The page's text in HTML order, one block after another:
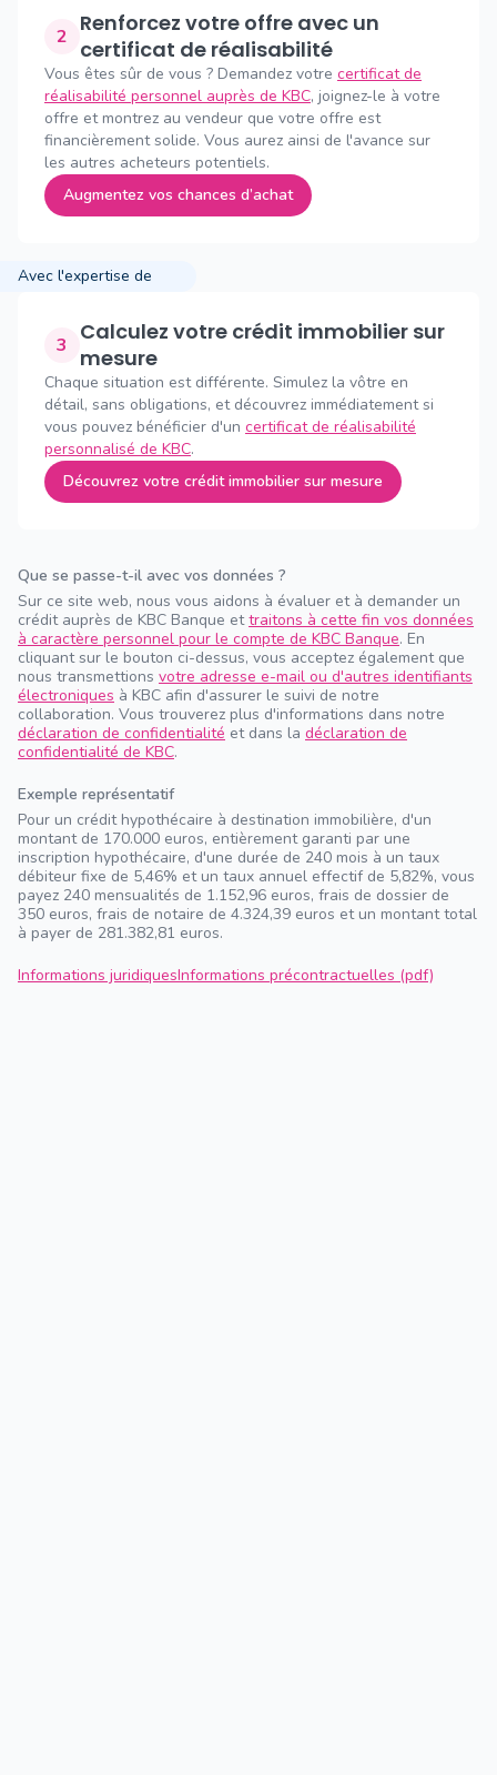
2 Renforcez votre offre avec un
certificat de réalisabilité
Vous êtes sûr de vous ? Demandez votre certificat de
réalisabilité personnel auprès de KBC, joignez-le à votre
offre et montrez au vendeur que votre offre est
financièrement solide. Vous aurez ainsi de l'avance sur
les autres acheteurs potentiels.
Augmentez vos chances d’achat
Avec l'expertise de
3
Calculez votre crédit immobilier sur
mesure
Chaque situation est différente. Simulez la vôtre en
détail, sans obligations, et découvrez immédiatement si
vous pouvez bénéficier d'un certificat de réalisabilité
personnalisé de KBC.
Découvrez votre crédit immobilier sur mesure
Que se passe-t-il avec vos données ?
Sur ce site web, nous vous aidons à évaluer et à demander un
crédit auprès de KBC Banque ettraitons à cette fin vos données
à caractère personnel pour le compte de KBC Banque. En
cliquant sur le bouton ci-dessus, vous acceptez également que
nous transmettions votre adresse e-mail ou d'autres identifiants
électroniques à KBC afin d'assurer le suivi de notre
collaboration. Vous trouverez plus d'informations dans notre
déclaration de confidentialité et dans la déclaration de
confidentialité de KBC.
Exemple représentatif
Pour un crédit hypothécaire à destination immobilière, d'un
montant de 170.000 euros, entièrement garanti par une
inscription hypothécaire, d'une durée de 240 mois à un taux
débiteur fixe de 5,46% et un taux annuel effectif de 5,82%, vous
payez 240 mensualités de 1.152,96 euros, frais de dossier de
350 euros, frais de notaire de 4.324,39 euros et un montant total
à payer de 281.382,81 euros.
Informations juridiquesInformations précontractuelles (pdf)